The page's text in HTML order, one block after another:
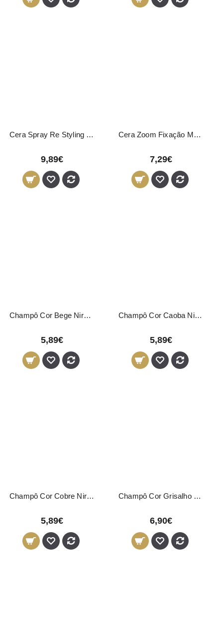
Cera Spray Re Styling Matte Ultra Forte Novon 200ml
9,89€
Cera Zoom Fixação Média Novon Professional 150ml
7,29€
Champô Cor Bege Nirvel 250ml
5,89€
Champô Cor Caoba Nirvel 250ml
5,89€
Champô Cor Cobre Nirvel 250ml
5,89€
Champô Cor Grisalho Platina Nirvel 250ml
6,90€